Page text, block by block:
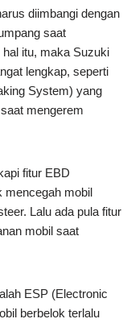
diimbangi dengan
saat
itu, maka Suzuki
lengkap, seperti
System) yang
mengerem
fitur EBD
mencegah mobil
Lalu ada pula fitur
mobil saat
ESP (Electronic
berbelok terlalu